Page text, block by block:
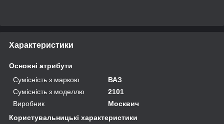
Характеристики
Основні атрибути
Сумісність з маркою
ВАЗ
Сумісність з моделлю
2101
Виробник
Москвич
Користувальницькі характеристики